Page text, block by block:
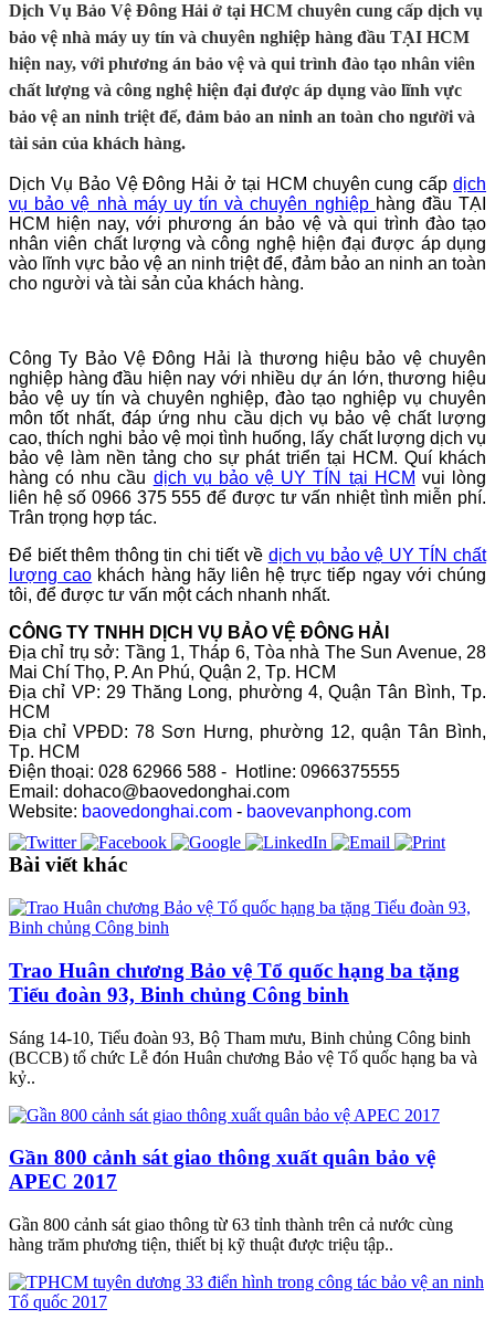
Dịch Vụ Bảo Vệ Đông Hải ở tại HCM chuyên cung cấp dịch vụ
bảo vệ nhà máy uy tín và chuyên nghiệp hàng đầu TẠI HCM
hiện nay, với phương án bảo vệ và qui trình đào tạo nhân viên
chất lượng và công nghệ hiện đại được áp dụng vào lĩnh vực
bảo vệ an ninh triệt để, đảm bảo an ninh an toàn cho người và
tài sản của khách hàng.
Dịch Vụ Bảo Vệ Đông Hải ở tại HCM chuyên cung cấp dịch
vụ bảo vệ nhà máy uy tín và chuyên nghiệp hàng đầu TẠI
HCM hiện nay, với phương án bảo vệ và qui trình đào tạo
nhân viên chất lượng và công nghệ hiện đại được áp dụng
vào lĩnh vực bảo vệ an ninh triệt để, đảm bảo an ninh an toàn
cho người và tài sản của khách hàng.
Công Ty Bảo Vệ Đông Hải là thương hiệu bảo vệ chuyên
nghiệp hàng đầu hiện nay với nhiều dự án lớn, thương hiệu
bảo vệ uy tín và chuyên nghiệp, đào tạo nghiệp vụ chuyên
môn tốt nhất, đáp ứng nhu cầu dịch vụ bảo vệ chất lượng
cao, thích nghi bảo vệ mọi tình huống, lấy chất lượng dịch vụ
bảo vệ làm nền tảng cho sự phát triển tại HCM. Quí khách
hàng có nhu cầu dịch vụ bảo vệ UY TÍN tại HCM vui lòng
liên hệ số 0966 375 555 để được tư vấn nhiệt tình miễn phí.
Trân trọng hợp tác.
Để biết thêm thông tin chi tiết về dịch vụ bảo vệ UY TÍN chất
lượng cao khách hàng hãy liên hệ trực tiếp ngay với chúng
tôi, để được tư vấn một cách nhanh nhất.
CÔNG TY TNHH DỊCH VỤ BẢO VỆ ĐÔNG HẢI
Địa chỉ trụ sở: Tầng 1, Tháp 6, Tòa nhà The Sun Avenue, 28
Mai Chí Thọ, P. An Phú, Quận 2, Tp. HCM
Địa chỉ VP: 29 Thăng Long, phường 4, Quận Tân Bình, Tp.
HCM
Địa chỉ VPĐD: 78 Sơn Hưng, phường 12, quận Tân Bình,
Tp. HCM
Điện thoại: 028 62966 588 - Hotline: 0966375555
Email: dohaco@baovedonghai.com
Website: baovedonghai.com - baovevanphong.com
Bài viết khác
Trao Huân chương Bảo vệ Tổ quốc hạng ba tặng
Tiểu đoàn 93, Binh chủng Công binh
Sáng 14-10, Tiểu đoàn 93, Bộ Tham mưu, Binh chủng Công binh
(BCCB) tổ chức Lễ đón Huân chương Bảo vệ Tổ quốc hạng ba và
kỷ..
Gần 800 cảnh sát giao thông xuất quân bảo vệ
APEC 2017
Gần 800 cảnh sát giao thông từ 63 tỉnh thành trên cả nước cùng
hàng trăm phương tiện, thiết bị kỹ thuật được triệu tập..